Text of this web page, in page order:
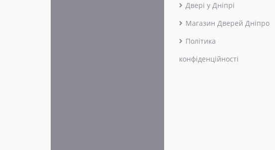
Двері у Дніпрі
Магазин Дверей Дніпро
Політика
конфіденційності